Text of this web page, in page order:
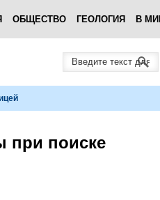
ОБЩЕСТВО ГЕОЛОГИЯ В
при поиске